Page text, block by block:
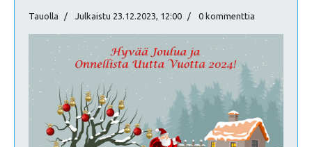
Tauolla Julkaistu 23.12.2023, 12:00 0 kommenttia